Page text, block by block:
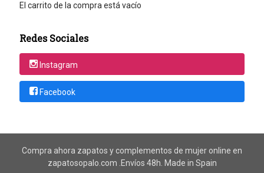
El carrito de la compra está vacío
Redes Sociales
Instagram
Facebook
Compra ahora zapatos y complementos de mujer online en
zapatosopalo.com .Envíos 48h. Made in Spain